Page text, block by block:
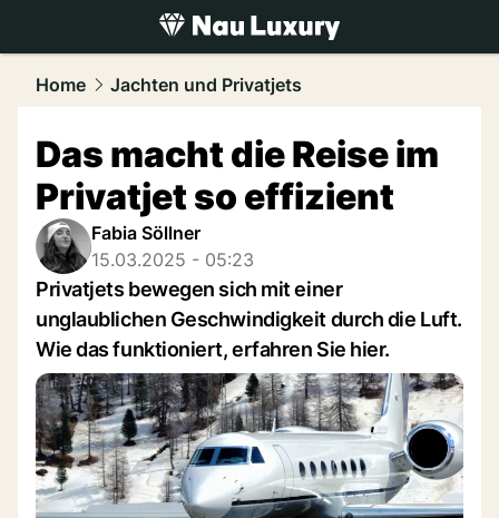
luxury.NAU.ch
Home Jachten und Privatjets
Das macht die Reise im
Privatjet so effizient
Fabia Söllner
15.03.2025 - 05:23
Privatjets bewegen sich mit einer
unglaublichen Geschwindigkeit durch die Luft.
Wie das funktioniert, erfahren Sie hier.